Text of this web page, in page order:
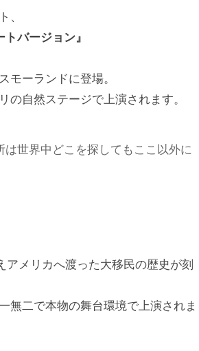
、
バージョン』
モーランドに登場。
の自然ステージで上演されます。
は世界中どこを探してもここ以外に
アメリカへ渡った大移民の歴史が刻
無二で本物の舞台環境で上演されま